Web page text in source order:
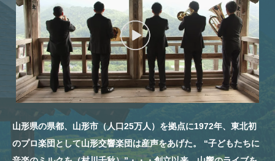
山形県の県都、山形市（人口25万人）を拠点に1972年、東北初
のプロ楽団として山形交響楽団は産声をあげた。 “子どもたちに